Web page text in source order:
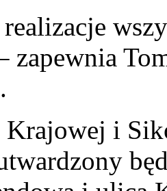
zapewnia
i